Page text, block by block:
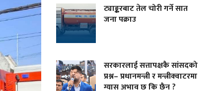
ट्याङ्करबाट तेल चोरी गर्ने सात
जना पक्राउ
सरकारलाई सत्तापक्षकै सांसदको
प्रश्न– प्रधानमन्त्री र मन्त्रीक्वाटरमा
ग्यास अभाव छ कि छैन ?